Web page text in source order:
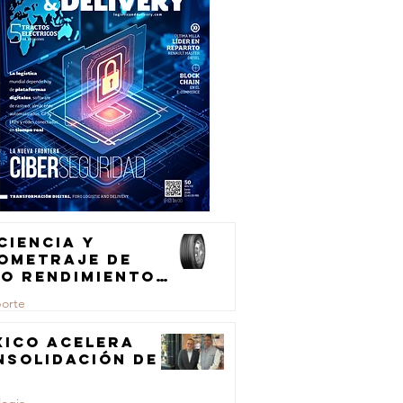
y
de
rendimiento
de
acelera
de